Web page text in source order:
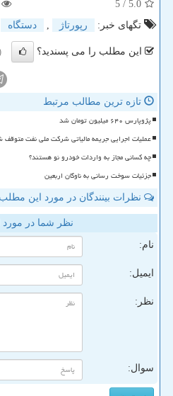
5.0
/ 5
تگهای خبر:
رپورتاژ , دستگاه
این مطلب را می پسندید؟ (3)
تازه ترین مطالب مرتبط
پژوپارس ۶۴۰ میلیون تومان شد
عملیات اجرایی جریمه مالیاتی شرکت ملی نفت
چه کسانی مجاز به واردات خودرو نو هستند؟
جزئیات سوخت رسانی به ناوگان اربعین
نظرات بینندگان در مورد این مطلب
نظر شما در
نام:
ایمیل:
نظر:
سوال: